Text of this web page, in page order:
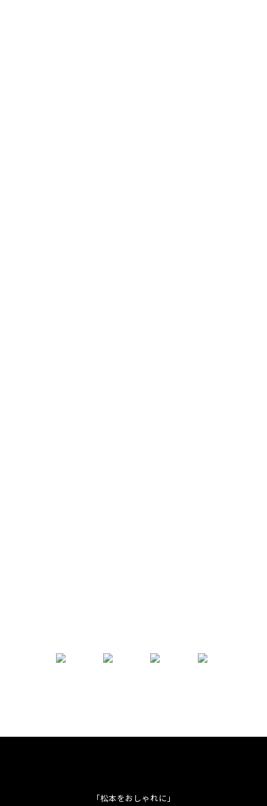
「松本をおしゃれに」